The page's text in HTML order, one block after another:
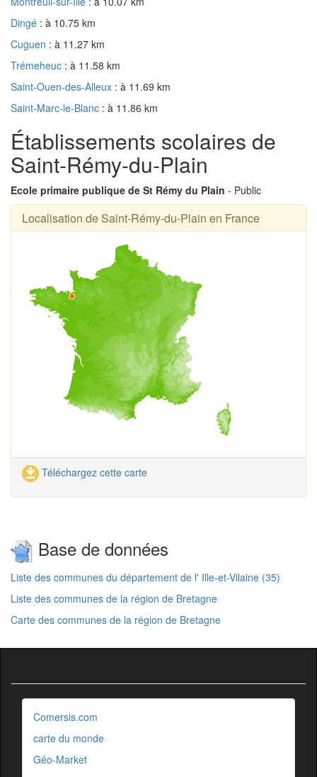
Dingé : à 10.75 km
Cuguen : à 11.27 km
Trémeheuc : à 11.58 km
Saint-Ouen-des-Alleux : à 11.69 km
Saint-Marc-le-Blanc : à 11.86 km
Établissements scolaires de
Saint-Rémy-du-Plain
Ecole primaire publique de St Rémy du Plain - Public
Localisation de Saint-Rémy-du-Plain en France
Téléchargez cette carte
Base de données
Liste des communes du département de l' Ille-et-Vilaine (35)
Liste des communes de la région de Bretagne
Carte des communes de la région de Bretagne
Comersis.com
carte du monde
Géo-Market